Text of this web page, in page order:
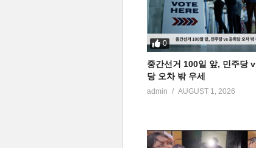
0
중간선거 100일 앞, 민주당
당 오차 밖 우세
admin AUGUST 1, 2026